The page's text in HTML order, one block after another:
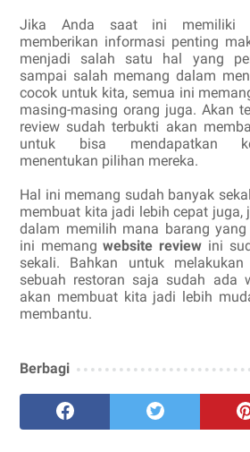
Jika Anda saat ini memiliki
memberikan informasi penting
menjadi salah satu hal yang
sampai salah memang dalam
cocok untuk kita, semua ini
masing-masing orang juga. Akan
review sudah terbukti akan
untuk bisa mendapatkan
menentukan pilihan mereka.
Hal ini memang sudah banyak
membuat kita jadi lebih cepat juga,
dalam memilih mana barang
ini memangwebsite review ini
sekali. Bahkan untuk
sebuah restoran saja sudah ada
akan membuat kita jadi lebih
membantu.
Berbagi